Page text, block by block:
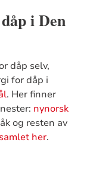
i Den
dåp selv,
for dåp i
. Her finner
nynorsk
og resten av
samlet her.